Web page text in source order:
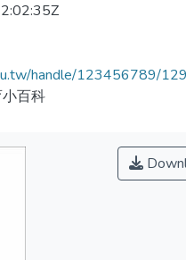
handle/123456789/
百科